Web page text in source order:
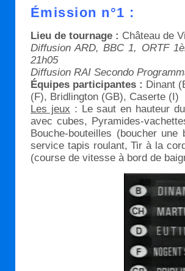
Émission n°1 :
Lieu de tournage : Château de
Diffusion ARD, BBC 1, ORTF
21h05
Diffusion RAI Secondo
Équipes participantes : Dinant
(F), Bridlington (GB), Caserte (I)
Les jeux : Le saut en hauteur
avec cubes, Pyramides-
Bouche-bouteilles (boucher
service tapis roulant, Tir à la
(course de vitesse à bord de